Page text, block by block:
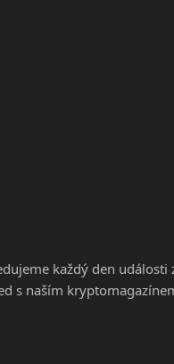
každý den
s naším